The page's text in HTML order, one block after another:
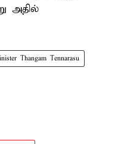
அதில்
Thangam Tennarasu